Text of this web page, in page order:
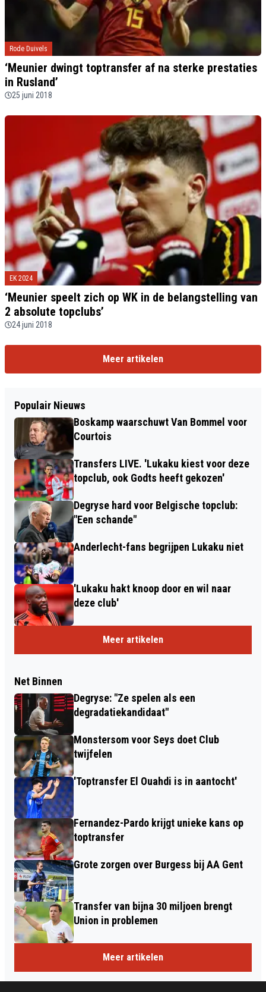
Rode Duivels
‘Meunier dwingt toptransfer af na sterke prestaties
in Rusland’
25 juni 2018
EK 2024
‘Meunier speelt zich op WK in de belangstelling van
2 absolute topclubs’
24 juni 2018
Meer artikelen
Populair Nieuws
Boskamp waarschuwt Van Bommel voor
Courtois
Transfers LIVE. 'Lukaku kiest voor deze
topclub, ook Godts heeft gekozen'
Degryse hard voor Belgische topclub:
"Een schande"
Anderlecht-fans begrijpen Lukaku niet
'Lukaku hakt knoop door en wil naar
deze club'
Meer artikelen
Net Binnen
Degryse: "Ze spelen als een
degradatiekandidaat"
Monstersom voor Seys doet Club
twijfelen
'Toptransfer El Ouahdi is in aantocht'
Fernandez-Pardo krijgt unieke kans op
toptransfer
Grote zorgen over Burgess bij AA Gent
Transfer van bijna 30 miljoen brengt
Union in problemen
Meer artikelen